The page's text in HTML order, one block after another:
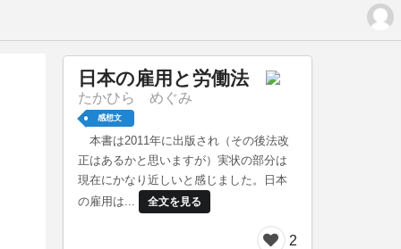
日本の雇用と労働法
たかひら めぐみ
感想文
本書は2011年に出版され（その後法改
正はあるかと思いますが）実状の部分は
現在にかなり近しいと感じました。日本
の雇用は...
全文を見る
2